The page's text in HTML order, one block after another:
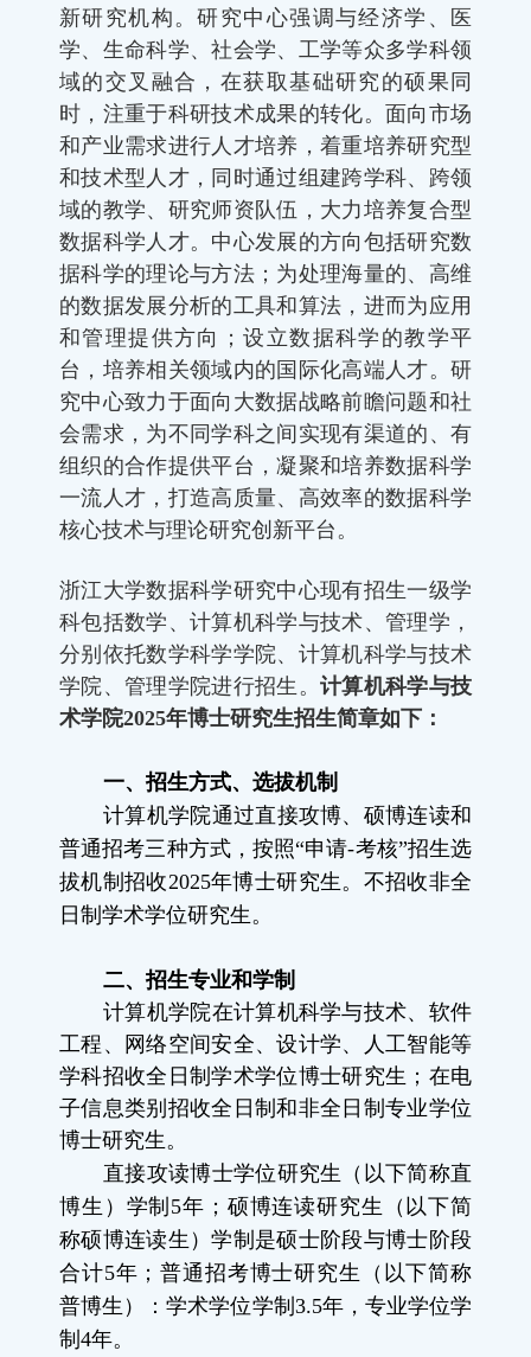
新研究机构。研究中心强调与经济学、医
学、生命科学、社会学、工学等众多学科领
域的交叉融合，在获取基础研究的硕果同
时，注重于科研技术成果的转化。面向市场
和产业需求进行人才培养，着重培养研究型
和技术型人才，同时通过组建跨学科、跨领
域的教学、研究师资队伍，大力培养复合型
数据科学人才。中心发展的方向包括研究数
据科学的理论与方法；为处理海量的、高维
的数据发展分析的工具和算法，进而为应用
和管理提供方向；设立数据科学的教学平
台，培养相关领域内的国际化高端人才。研
究中心致力于面向大数据战略前瞻问题和社
会需求，为不同学科之间实现有渠道的、有
组织的合作提供平台，凝聚和培养数据科学
一流人才，打造高质量、高效率的数据科学
核心技术与理论研究创新平台。
浙江大学数据科学研究中心现有招生一级学
科包括数学、计算机科学与技术、管理学，
分别依托数学科学学院、计算机科学与技术
学院、管理学院进行招生。 计算机科学与技
术学院2025年博士研究生招生简章如下：
一、招生方式、选拔机制
计算机学院通过直接攻博、硕博连读和
普通招考三种方式，按照“申请-考核”招生选
拔机制招收2025年博士研究生。不招收非全
日制学术学位研究生。
二、招生专业和学制
计算机学院在计算机科学与技术、软件
工程、网络空间安全、设计学、人工智能等
学科招收全日制学术学位博士研究生；在电
子信息类别招收全日制和非全日制专业学位
博士研究生。
直接攻读博士学位研究生（以下简称直
博生）学制 5年；硕博连读研究生（以下简
称硕博连读生）学制是硕士阶段与博士阶段
合计5年；普通招考博士研究生（以下简称
普博生）：学术学位学制 3.5年，专业学位学
制 4年。